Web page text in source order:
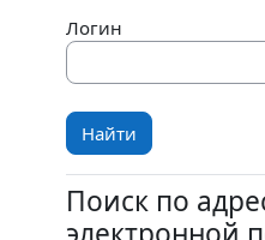
Логин
Поиск по
Поиск по